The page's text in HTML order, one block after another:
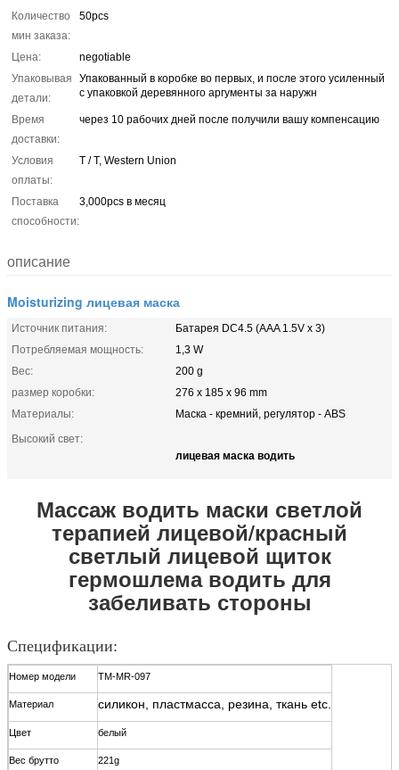
Количество
мин заказа:
50pcs
Цена:
negotiable
Упаковывая
детали:
Упакованный в коробке во первых, и после этого усиленный
с упаковкой деревянного аргументы за наружн
Время
доставки:
через 10 рабочих дней после получили вашу компенсацию
Условия
оплаты:
T / T, Western Union
Поставка
способности:
3,000pcs в месяц
описание
Moisturizing лицевая маска
Источник питания:
Батарея DC4.5 (AAA 1.5V x 3)
Потребляемая мощность:
1,3 W
Вес:
200 g
размер коробки:
276 x 185 x 96 mm
Материалы:
Маска - кремний, регулятор - ABS
Высокий свет:
лицевая маска водить
Массаж водить маски светлой
терапией лицевой/красный
светлый лицевой щиток
гермошлема водить для
забеливать стороны
Спецификации:
Номер модели TM-MR-097
Материал силикон, пластмасса, резина, ткань etc.
Цвет белый
Вес брутто 221g